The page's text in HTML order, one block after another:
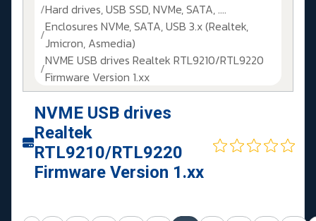
Hard drives, USB SSD, NVMe, SATA, ....
Enclosures NVMe, SATA, USB 3.x (Realtek,
Jmicron, Asmedia)
NVME USB drives Realtek RTL9210/RTL9220
Firmware Version 1.xx
NVME USB drives
Realtek
RTL9210/RTL9220
Firmware Version 1.xx